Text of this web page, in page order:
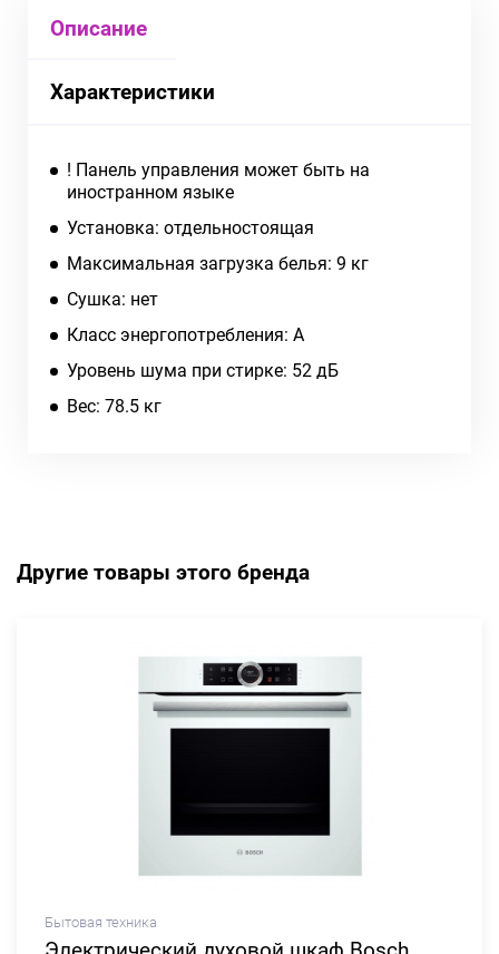
Описание
Характеристики
! Панель управления может быть на
иностранном языке
Установка: отдельностоящая
Максимальная загрузка белья: 9 кг
Сушка: нет
Класс энергопотребления: A
Уровень шума при стирке: 52 дБ
Вес: 78.5 кг
Другие товары этого бренда
Бытовая техника